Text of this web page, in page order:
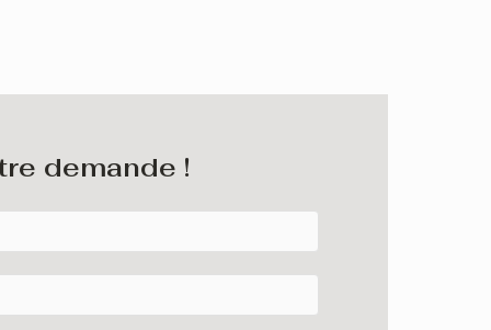
demande !